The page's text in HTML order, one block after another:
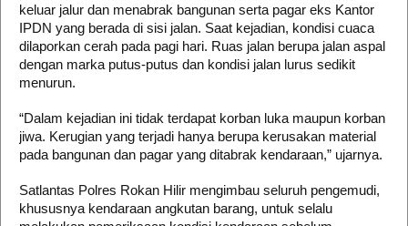
keluar jalur dan menabrak bangunan serta pagar eks Kantor
IPDN yang berada di sisi jalan. Saat kejadian, kondisi cuaca
dilaporkan cerah pada pagi hari. Ruas jalan berupa jalan aspal
dengan marka putus-putus dan kondisi jalan lurus sedikit
menurun.
“Dalam kejadian ini tidak terdapat korban luka maupun korban
jiwa. Kerugian yang terjadi hanya berupa kerusakan material
pada bangunan dan pagar yang ditabrak kendaraan,” ujarnya.
Satlantas Polres Rokan Hilir mengimbau seluruh pengemudi,
khususnya kendaraan angkutan barang, untuk selalu